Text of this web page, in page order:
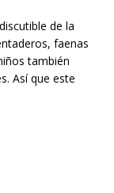
de la
faenas
también
Así que este